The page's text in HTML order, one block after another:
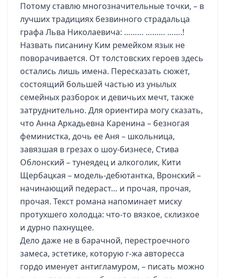
Потому ставлю многозначительные точки, – в
лучших традициях безвинного страдальца
графа Льва Николаевича: ……… ……… …….!
Назвать писанину Ким ремейком язык не
поворачивается. От толстовских героев здесь
остались лишь имена. Пересказать сюжет,
состоящий большей частью из унылых
семейных разборок и девичьих мечт, также
затруднительно. Для ориентира могу сказать,
что Анна Аркадьевна Каренина – безногая
феминистка, дочь ее Аня – школьница,
завязшая в грезах о шоу-бизнесе, Стива
Облонский – тунеядец и алкоголик, Кити
Щербацкая – модель-дебютантка, Вронский –
начинающий педераст… и прочая, прочая,
прочая. Текст романа напоминает миску
протухшего холодца: что-то вязкое, склизкое
и дурно пахнущее.
Дело даже не в барачной, перестроечного
замеса, эстетике, которую г-жа авторесса
гордо именует антигламуром, – писать можно